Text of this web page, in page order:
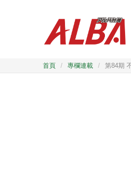
首頁 / 專欄連載 / 第84期